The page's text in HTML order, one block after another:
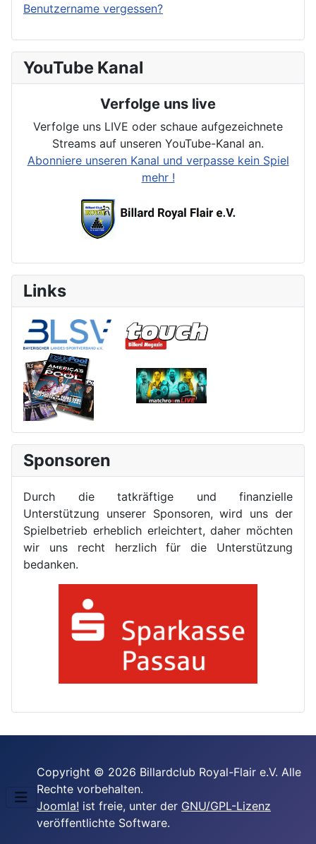
Benutzername vergessen?
YouTube Kanal
Verfolge uns live
Verfolge uns LIVE oder schaue aufgezeichnete
Streams auf unseren YouTube-Kanal an.
Abonniere unseren Kanal und verpasse kein Spiel
mehr !
Links
Sponsoren
Durch die tatkräftige und finanzielle
Unterstützung unserer Sponsoren, wird uns der
Spielbetrieb erheblich erleichtert, daher möchten
wir uns recht herzlich für die Unterstützung
bedanken.
Copyright © 2026 Billardclub Royal-Flair e.V. Alle
Rechte vorbehalten.
Joomla! ist freie, unter der GNU/GPL-Lizenz
veröffentlichte Software.